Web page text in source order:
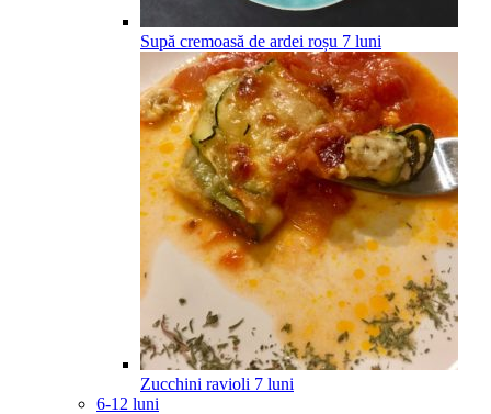
Supă cremoasă de ardei roșu 7 luni
Zucchini ravioli 7 luni
6-12 luni